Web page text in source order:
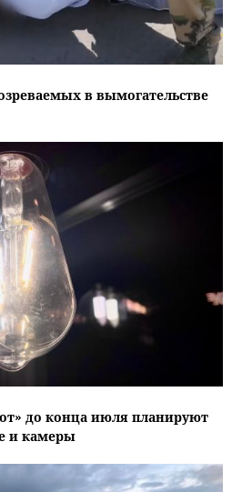
в вымогательстве
до конца июля планируют
и камеры